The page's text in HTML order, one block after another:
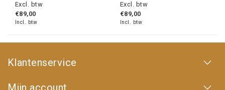
Excl. btw
€89,00
Incl. btw
Excl. btw
€89,00
Incl. btw
Klantenservice
Mijn account